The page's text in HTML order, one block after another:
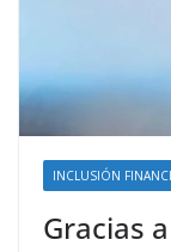
INCLUSIÓN
Gracias